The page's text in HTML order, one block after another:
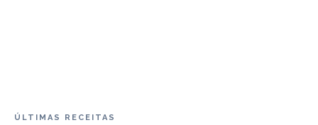
ÚLTIMAS RECEITAS